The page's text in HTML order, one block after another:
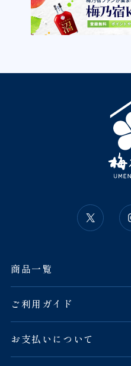
商品一覧
ご利用ガイド
お支払いについて